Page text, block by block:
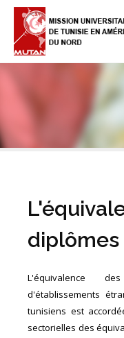
diplômes
L'équivalence
d'établissements
tunisiens est
sectorielles des